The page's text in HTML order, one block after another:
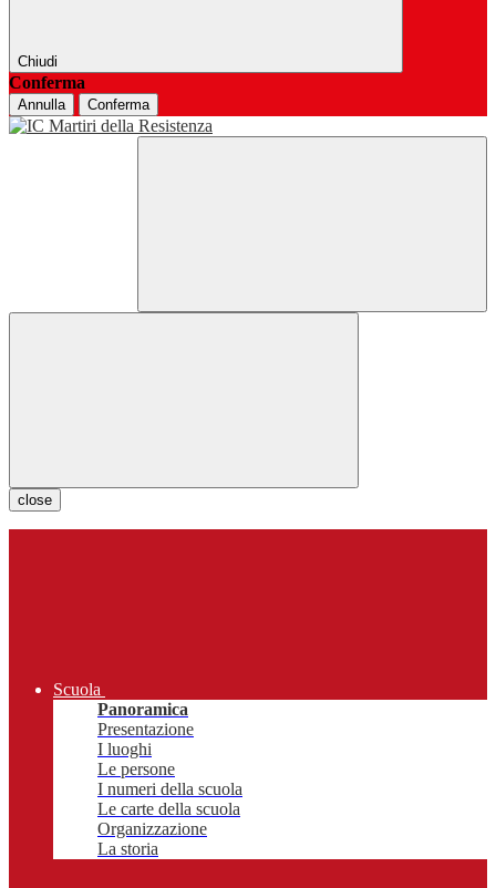
Chiudi
Conferma
Annulla Conferma
close
Scuola
Panoramica
Presentazione
I luoghi
Le persone
I numeri della scuola
Le carte della scuola
Organizzazione
La storia